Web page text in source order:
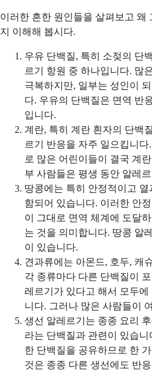
이러한 흔한 원인들을 살펴보고 왜
지 이해해 봅시다.
우유 단백질, 특히 소젖의 단
르기 항원 중 하나입니다. 많
극복하지만, 일부는 성인이
다. 우유의 단백질은 면역 반
입니다.
계란, 특히 계란 흰자의 단백
르기 반응을 자주 일으킵니
로 많은 어린이들이 결국 계
부 사람들은 평생 동안 알레
땅콩에는 특히 안정적이고
함되어 있습니다. 이러한 안
이 그대로 면역 체계에 도달
는 것을 의미합니다. 땅콩 알
이 있습니다.
견과류에는 아몬드, 호두, 캐
각 종류마다 다른 단백질이
레르기가 있다고 해서 모두
니다. 그러나 많은 사람들이
생선 알레르기는 종종 요리
라는 단백질과 관련이 있습
한 단백질을 공유하므로 한
것은 종종 다른 생선에도 반